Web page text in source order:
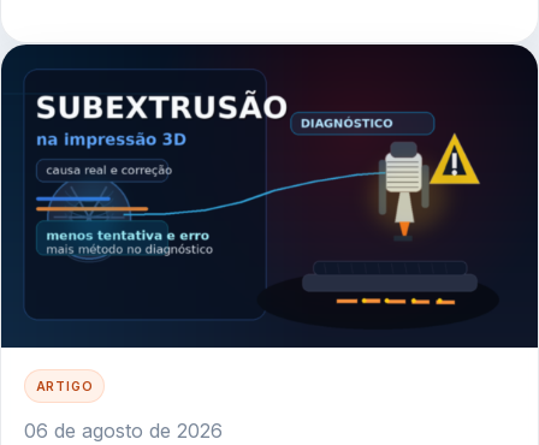
ARTIGO
06 de agosto de 2026